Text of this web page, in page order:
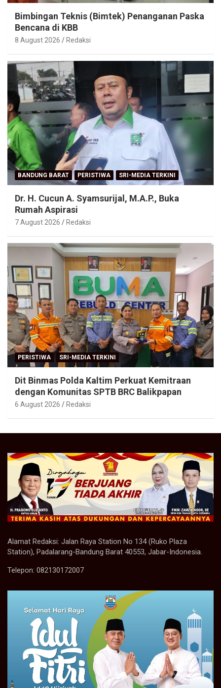
Bimbingan Teknis (Bimtek) Penanganan Paska
Bencana di KBB
8 August 2026 Redaksi
BANDUNG BARAT PERISTIWA SRI-MEDIA TERKINI
Dr. H. Cucun A. Syamsurijal, M.A.P., Buka
Rumah Aspirasi
7 August 2026 Redaksi
PERISTIWA SRI-MEDIA TERKINI
Dit Binmas Polda Kaltim Perkuat Kemitraan
dengan Komunitas SPTB BRC Balikpapan
6 August 2026 Redaksi
Alamat Redaksi: Jalan Raya Station No 134 (Ruko Plaza
Station), Padalarang-Bandung Barat 40553, Jabar-Indonesia.
Telepon: 082130172007